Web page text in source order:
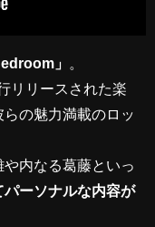
」
リリースされた楽
の魅力満載のロッ
内なる葛藤といっ
パーソナルな内容が